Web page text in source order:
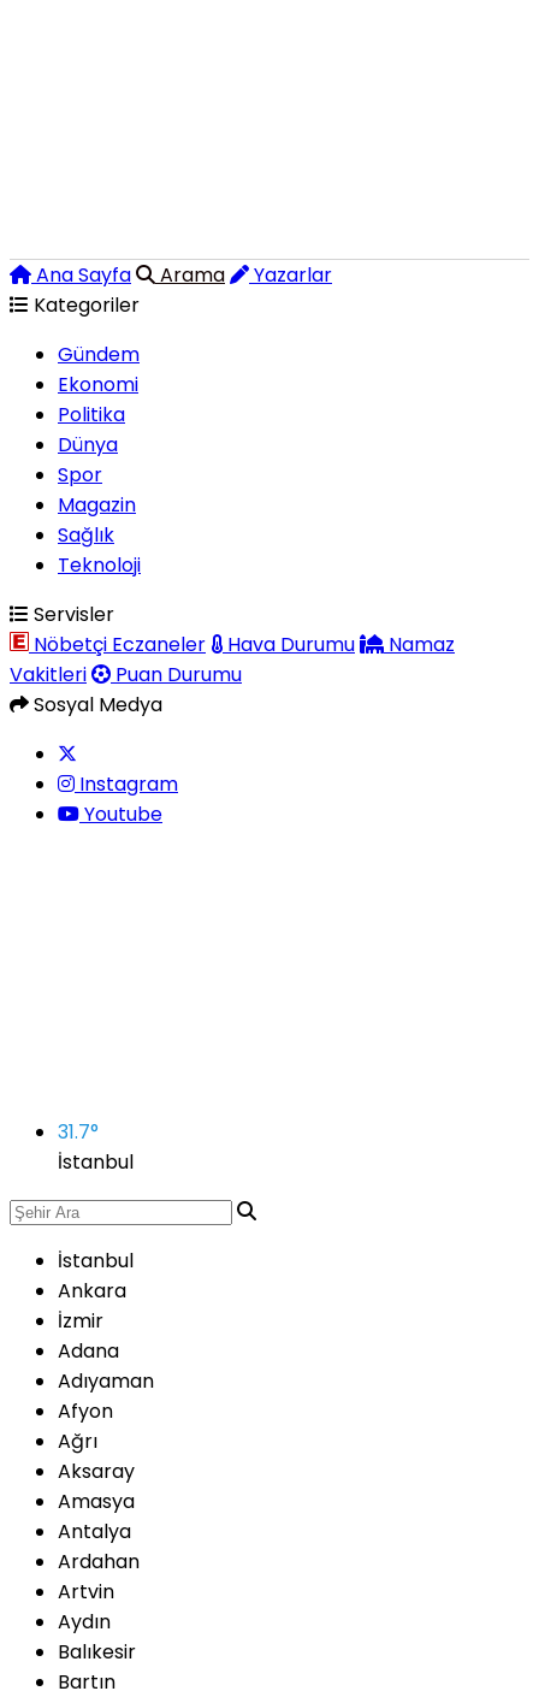
Ana Sayfa Arama
Yazarlar
Kategoriler
Gündem
Ekonomi
Politika
Dünya
Spor
Magazin
Sağlık
Teknoloji
Servisler
Nöbetçi Eczaneler
Hava Durumu
Namaz
Vakitleri
Puan Durumu
Sosyal Medya
Instagram
Youtube
31.7°
İstanbul
İstanbul
Ankara
İzmir
Adana
Adıyaman
Afyon
Ağrı
Aksaray
Amasya
Antalya
Ardahan
Artvin
Aydın
Balıkesir
Bartın